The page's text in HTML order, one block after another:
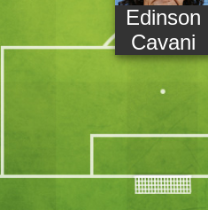
Edinson
Cavani